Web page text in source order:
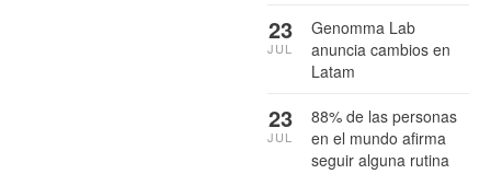
Genomma Lab
anuncia cambios en
Latam
23
JUL
88% de las personas
en el mundo afirma
seguir alguna rutina
23
JUL